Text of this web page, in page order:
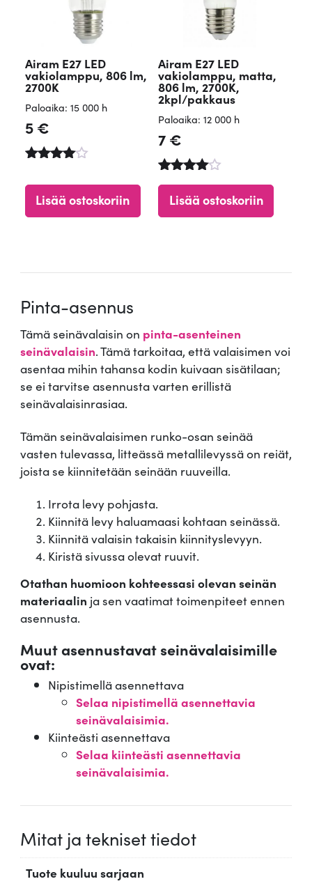
Airam E27 LED
vakiolamppu, 806 lm,
2700K
Paloaika: 15 000 h
5€
4.65
/ 5
Lisää ostoskoriin
Airam E27 LED
vakiolamppu, matta,
806 lm, 2700K,
2kpl/pakkaus
Paloaika: 12 000 h
7€
tuotteesta
4.84
Lisää ostoskoriin
Pinta-asennus
Tämä seinävalaisin on pinta-asenteinen
seinävalaisin. Tämä tarkoitaa, että valaisimen voi
asentaa mihin tahansa kodin kuivaan sisätilaan;
se ei tarvitse asennusta varten erillistä
seinävalaisinrasiaa.
Tämän seinävalaisimen runko-osan seinää
vasten tulevassa, litteässä metallilevyssä on reiät,
joista se kiinnitetään seinään ruuveilla.
Irrota levy pohjasta.
Kiinnitä levy haluamaasi kohtaan seinässä.
Kiinnitä valaisin takaisin kiinnityslevyyn.
Kiristä sivussa olevat ruuvit.
Otathan huomioon kohteessasi olevan seinän
materiaalin ja sen vaatimat toimenpiteet ennen
asennusta.
Muut asennustavat seinävalaisimille
ovat:
Nipistimellä asennettava
Selaa nipistimellä asennettavia
seinävalaisimia.
Kiinteästi asennettava
Selaa kiinteästi asennettavia
seinävalaisimia.
Mitat ja tekniset tiedot
Tuote kuuluu sarjaan